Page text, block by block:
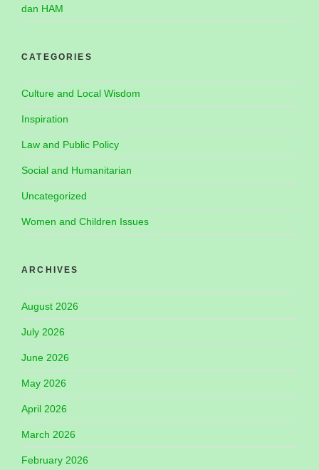
dan HAM
CATEGORIES
Culture and Local Wisdom
Inspiration
Law and Public Policy
Social and Humanitarian
Uncategorized
Women and Children Issues
ARCHIVES
August 2026
July 2026
June 2026
May 2026
April 2026
March 2026
February 2026